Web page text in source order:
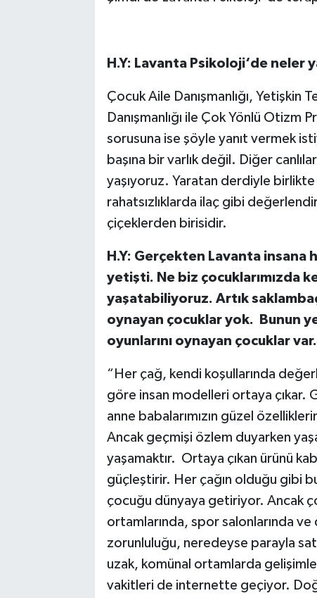
H.Y: Lavanta Psikoloji‘de neler
Çocuk Aile Danışmanlığı,
Danışmanlığı ile Çok Yönlü Otizm
sorusuna ise şöyle yanıt vermek
başına bir varlık değil. Diğer
yaşıyoruz. Yaratan derdiyle
rahatsızlıklarda ilaç gibi
çiçeklerden birisidir.
H.Y: Gerçekten Lavanta insana
yetişti. Ne biz çocuklarımızda
yaşatabiliyoruz. Artık
oynayan çocuklar yok. Bunun
oyunlarını oynayan çocuklar
“Her çağ, kendi koşullarında
göre insan modelleri ortaya çıkar.
anne babalarımızın güzel
Ancak geçmişi özlem duyarken
yaşamaktır. Ortaya çıkan ürünü
güçleştirir. Her çağın olduğu gibi
çocuğu dünyaya getiriyor. Ancak
ortamlarında, spor salonlarında
zorunluluğu, neredeyse parayla
uzak, komünal ortamlarda
vakitleri de internette geçiyor.